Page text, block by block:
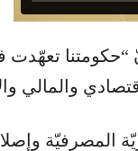
تعهّدت
والمالي
المصرفيّة